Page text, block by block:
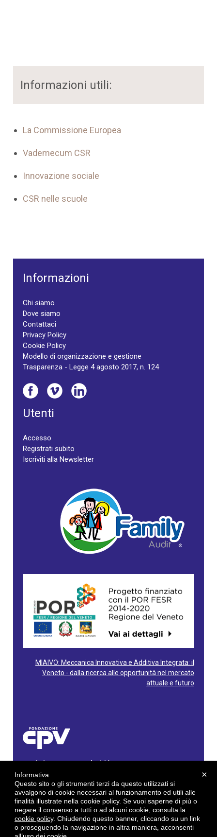
Informazioni utili:
La Commissione Europea
Vademecum CSR
Innovazione sociale
CSR nelle scuole
Informazioni
Chi siamo
Dove siamo
Contattaci
Privacy Policy
Cookie Policy
Modello di organizzazione e gestione
Trasparenza - Legge 4 agosto 2017, n. 124
Utenti
Accesso
Registrati subito
Iscriviti alla Newsletter
MIAIVO: Meccanica Innovativa e Additiva Integrata: il
Veneto - dalla ricerca alle opportunità nel mercato
attuale e futuro
Via Gioacchino Rossini, 60 - 36100 Vicenza - Italy
Tel. 0444/960500 - Fax 0444/1932220
C.F. e P. IVA: 02429800242
E-mail:info@cpv.org
E-mail certificata PEC:pec.cpv@legalmail.it
byGruppo 4 srl
×
Informativa
Questo sito o gli strumenti terzi da questo utilizzati si
avvalgono di cookie necessari al funzionamento ed utili alle
finalità illustrate nella cookie policy. Se vuoi saperne di più o
negare il consenso a tutti o ad alcuni cookie, consulta la
cookie policy. Chiudendo questo banner, cliccando su un link
o proseguendo la navigazione in altra maniera, acconsenti